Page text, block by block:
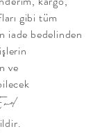
gibi tüm
iade bedelinden
ve